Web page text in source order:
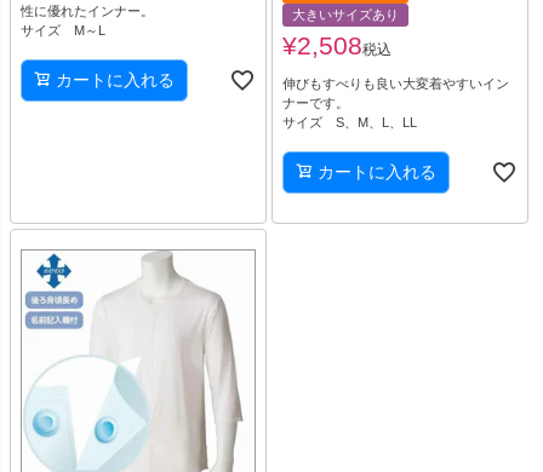
性に優れたインナー。
サイズ M～L
カートに入れる
大きいサイズあり
¥2,508税込
伸びもすべりも良い大変着やすいイン
ナーです。
サイズ S、M、L、LL
カートに入れる